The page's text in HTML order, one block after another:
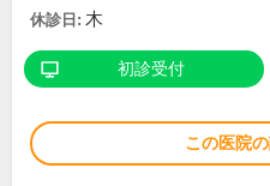
休診日: 木
初診受付
この医院